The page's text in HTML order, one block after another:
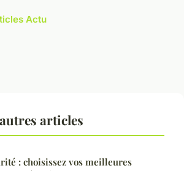
Actu
articles
: choisissez vos meilleures